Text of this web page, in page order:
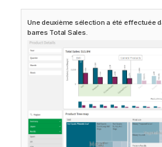
Une deuxième sélection a été effectuée
barres Total Sales